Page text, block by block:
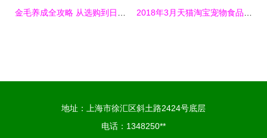
地址：上海市徐汇区斜土路2424号底层
电话：1348250**